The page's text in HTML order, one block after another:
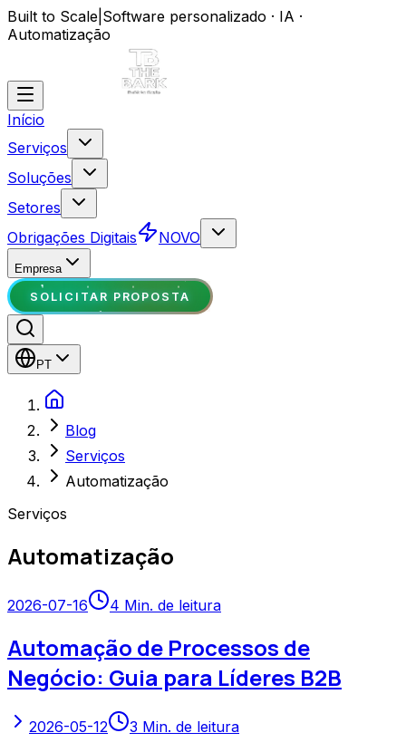
Built to Scale Software personalizado · IA ·
Automatização
Início
Serviços
Soluções
Setores
Obrigações Digitais
NOVO
Empresa
SOLICITAR PROPOSTA
PT
Blog
Serviços
Automatização
Serviços
Automatização
2026-07-16 4 Min. de leitura
Automação de Processos de
Negócio: Guia para Líderes B2B
2026-05-12 3 Min. de leitura